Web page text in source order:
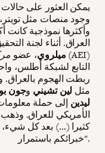
يمكن العثور على
وجود منصات مثل
وأكثرها نموذجية كانت
العراق. أثناء لجنة التحقيق في
ميلروي، عضو
التابع لشبكة أطلس،
ربطت الهجوم بالعراق.
المشروع الأمريكي (AEI) مثل لين تشيني وجون
ليدين إلى حملة
الأمريكي للعراق.
خبرائكم باستمرار".